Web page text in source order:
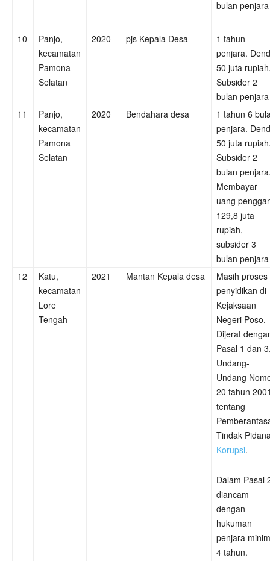
bulan penjara
10
Panjo,
kecamatan
Pamona
Selatan
2020 pjs Kepala Desa
1 tahun
penjara.
50 juta
Subsider 2
bulan penjara
11
Panjo,
kecamatan
Pamona
Selatan
2020 Bendahara desa
1 tahun 6
penjara.
50 juta
Subsider 2
bulan
Membayar
uang
129,8 juta
rupiah,
subsider 3
bulan penjara
12
Katu,
kecamatan
Lore
Tengah
2021 Mantan Kepala desa
Masih proses
penyidikan di
Kejaksaan
Negeri Poso.
Dijerat
Pasal 1 dan
Undang-
Undang
20 tahun
tentang
Tindak
Korupsi.
Dalam Pasal
diancam
dengan
hukuman
penjara
4 tahun.